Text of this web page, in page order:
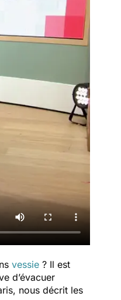
vessie ? Il est
d’évacuer
nous décrit les